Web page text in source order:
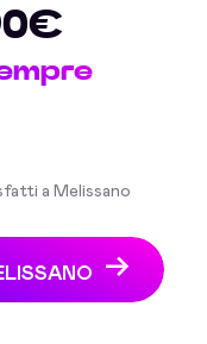
a Melissano